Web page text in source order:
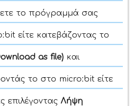
το πρόγραμμά σας
είτε κατεβάζοντας το
as file) και
το στο micro:bit είτε
επιλέγοντας Λήψη